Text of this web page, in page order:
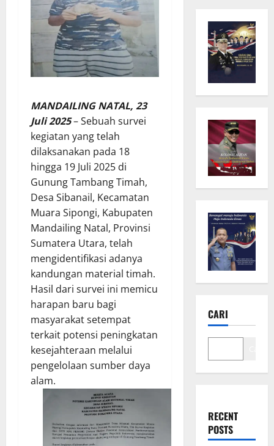
MANDAILING NATAL, 23
Juli 2025– Sebuah survei
kegiatan yang telah
dilaksanakan pada 18
hingga 19 Juli 2025 di
Gunung Tambang Timah,
Desa Sibanail, Kecamatan
Muara Sipongi, Kabupaten
Mandailing Natal, Provinsi
Sumatera Utara, telah
mengidentifikasi adanya
kandungan material timah.
Hasil dari survei ini memicu
harapan baru bagi
masyarakat setempat
terkait potensi peningkatan
kesejahteraan melalui
pengelolaan sumber daya
alam.
CARI
RECENT
POSTS